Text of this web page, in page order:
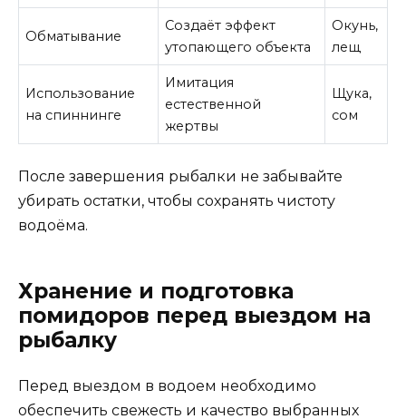
Обматывание
Создаёт эффект
утопающего объекта
Окунь,
лещ
Использование
на спиннинге
Имитация
естественной
жертвы
Щука,
сом
После завершения рыбалки не забывайте
убирать остатки, чтобы сохранять чистоту
водоёма.
Хранение и подготовка
помидоров перед выездом на
рыбалку
Перед выездом в водоем необходимо
обеспечить свежесть и качество выбранных